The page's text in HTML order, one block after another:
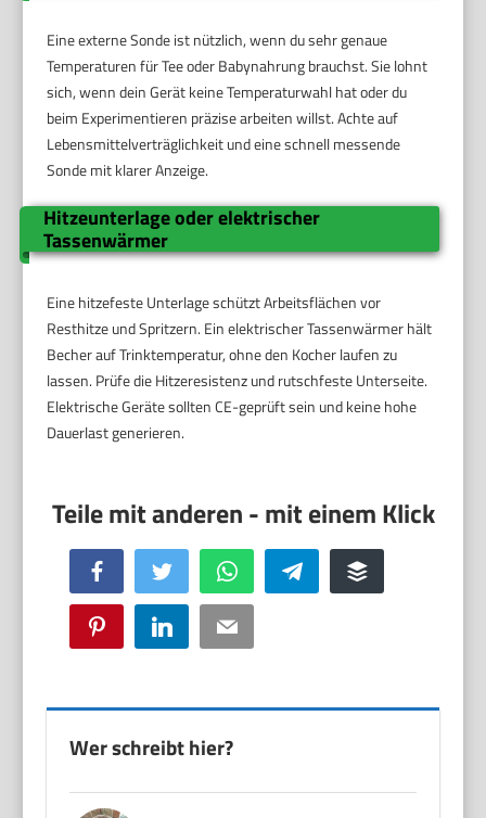
Eine externe Sonde ist nützlich, wenn du sehr genaue
Temperaturen für Tee oder Babynahrung brauchst. Sie lohnt
sich, wenn dein Gerät keine Temperaturwahl hat oder du
beim Experimentieren präzise arbeiten willst. Achte auf
Lebensmittelverträglichkeit und eine schnell messende
Sonde mit klarer Anzeige.
Hitzeunterlage oder elektrischer
Tassenwärmer
Eine hitzefeste Unterlage schützt Arbeitsflächen vor
Resthitze und Spritzern. Ein elektrischer Tassenwärmer hält
Becher auf Trinktemperatur, ohne den Kocher laufen zu
lassen. Prüfe die Hitzeresistenz und rutschfeste Unterseite.
Elektrische Geräte sollten CE-geprüft sein und keine hohe
Dauerlast generieren.
Facebook Twitter WhatsApp Telegram Buffer
Pinterest LinkedIn Email
Wer schreibt hier?